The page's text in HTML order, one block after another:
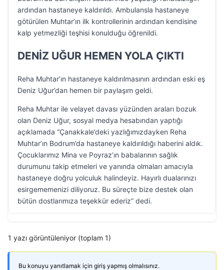
ardından hastaneye kaldırıldı. Ambulansla hastaneye
götürülen Muhtar’ın ilk kontrollerinin ardından kendisine
kalp yetmezliği teşhisi konulduğu öğrenildi.
DENİZ UĞUR HEMEN YOLA ÇIKTI
Reha Muhtar’ın hastaneye kaldırılmasının ardından eski eş
Deniz Uğur’dan hemen bir paylaşım geldi.
Reha Muhtar ile velayet davası yüzünden araları bozuk
olan Deniz Uğur, sosyal medya hesabından yaptığı
açıklamada “Çanakkale’deki yazlığımızdayken Reha
Muhtar’ın Bodrum’da hastaneye kaldırıldığı haberini aldık.
Çocuklarımız Mina ve Poyraz’ın babalarının sağlık
durumunu takip etmeleri ve yanında olmaları amacıyla
hastaneye doğru yolculuk halindeyiz. Hayırlı dualarınızı
esirgememenizi diliyoruz. Bu süreçte bize destek olan
bütün dostlarımıza teşekkür ederiz” dedi.
1 yazı görüntüleniyor (toplam 1)
Bu konuyu yanıtlamak için giriş yapmış olmalısınız.